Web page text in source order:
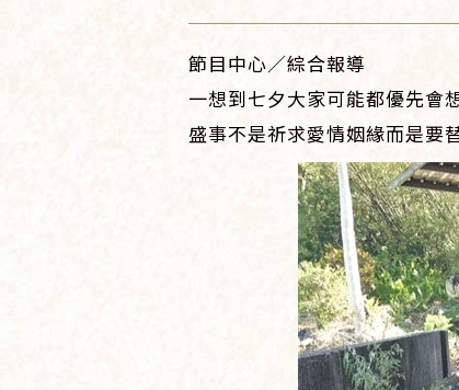
節目中心／綜合報導
一想到七夕大家可能都優先會
盛事不是祈求愛情姻緣而是要